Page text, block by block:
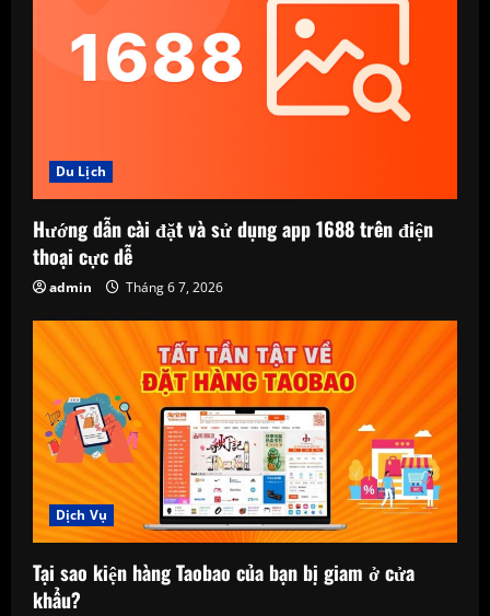
Du Lịch
Hướng dẫn cài đặt và sử dụng app 1688 trên điện
thoại cực dễ
admin Tháng 6 7, 2026
Dịch Vụ
Tại sao kiện hàng Taobao của bạn bị giam ở cửa
khẩu?